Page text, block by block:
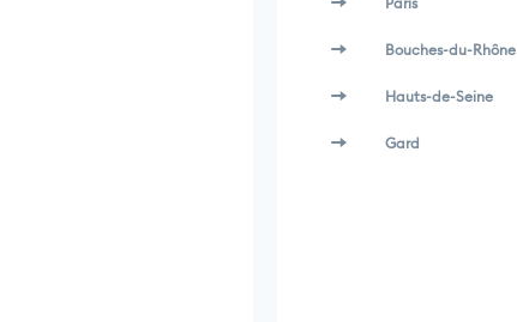
Bouches-du-Rhône
Hauts-de-Seine
Gard